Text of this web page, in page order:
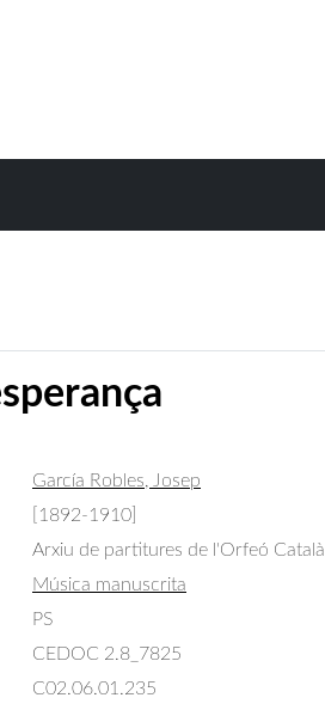
García Robles, Josep
[1892-1910]
Arxiu de partitures de l'Orfeó Català
Música manuscrita
PS
CEDOC 2.8_7825
C02.06.01.235